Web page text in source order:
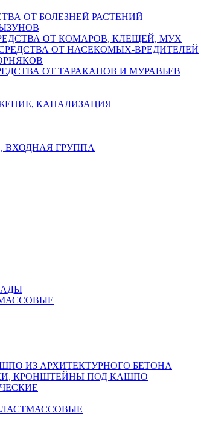
ОТ БОЛЕЗНЕЙ РАСТЕНИЙ
ОТ КОМАРОВ, КЛЕЩЕЙ, МУХ
ОТ НАСЕКОМЫХ-ВРЕДИТЕЛЕЙ
ОТ ТАРАКАНОВ И МУРАВЬЕВ
КАНАЛИЗАЦИЯ
ВХОДНАЯ ГРУППА
ИЗ АРХИТЕКТУРНОГО БЕТОНА
КРОНШТЕЙНЫ ПОД КАШПО